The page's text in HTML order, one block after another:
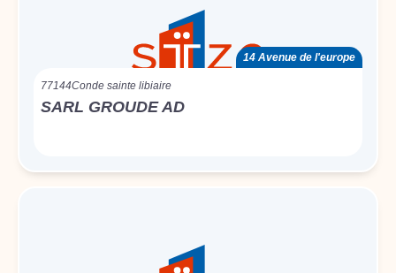
14 Avenue de l'europe
77144Conde sainte libiaire
SARL GROUDE AD